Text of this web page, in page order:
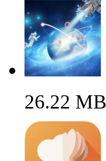
26.22 MB